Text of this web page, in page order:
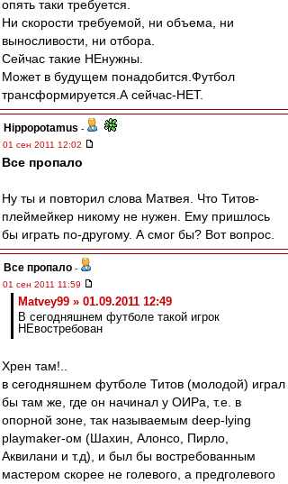
опять таки требуется.
Ни скорости требуемой, ни объема, ни
выносливости, ни отбора.
Сейчас такие НЕнужны.
Может в будущем понадобится.Футбол
трансформируется.А сейчас-НЕТ.
Hippopotamus -
01 сен 2011 12:02
Все пропало
Ну ты и повторил слова Матвея. Что Титов-
плеймейкер никому не нужен. Ему пришлось
бы играть по-другому. А смог бы? Вот вопрос.
Все пропало -
01 сен 2011 11:59
Matvey99 » 01.09.2011 12:49
В сегодняшнем футболе такой игрок
НЕвостребован
Хрен там!..
в сегодняшнем футболе Титов (молодой) играл
бы там же, где он начинал у ОИРа, т.е. в
опорной зоне, так называемым deep-lying
playmaker-ом (Шахин, Алонсо, Пирло,
Аквилани и т.д), и был бы востребованным
мастером скорее не голевого, а предголевого